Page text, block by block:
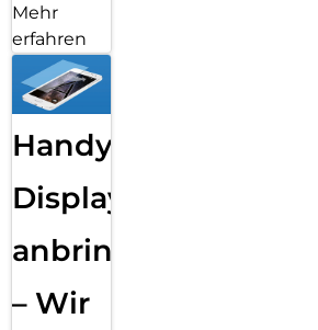
Mehr
erfahren
Handy
Displayfolie
anbringen
– Wir